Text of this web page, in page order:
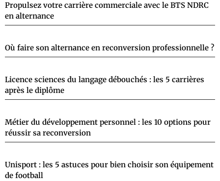
Propulsez votre carrière commerciale avec le BTS NDRC
en alternance
Où faire son alternance en reconversion professionnelle ?
Licence sciences du langage débouchés : les 5 carrières
après le diplôme
Métier du développement personnel : les 10 options pour
réussir sa reconversion
Unisport : les 5 astuces pour bien choisir son équipement
de football